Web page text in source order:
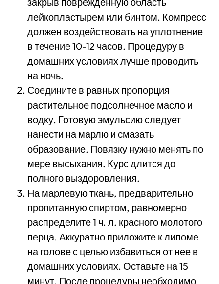
лейкопластырем или бинтом. Компресс
должен воздействовать на уплотнение
в течение 10-12 часов. Процедуру в
домашних условиях лучше проводить
на ночь.
Соедините в равных пропорция
растительное подсолнечное масло и
водку. Готовую эмульсию следует
нанести на марлю и смазать
образование. Повязку нужно менять по
мере высыхания. Курс длится до
полного выздоровления.
На марлевую ткань, предварительно
пропитанную спиртом, равномерно
распределите 1 ч. л. красного молотого
перца. Аккуратно приложите к липоме
на голове с целью избавиться от нее в
домашних условиях. Оставьте на 15
минут. После процедуры необходимо